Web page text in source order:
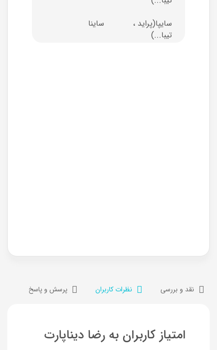
سایپا(پراید ،
تیبا...)
ساینا
نقد و بررسی نظرات کاربران پرسش و پاسخ
امتیاز کاربران به رضا دیناپارت